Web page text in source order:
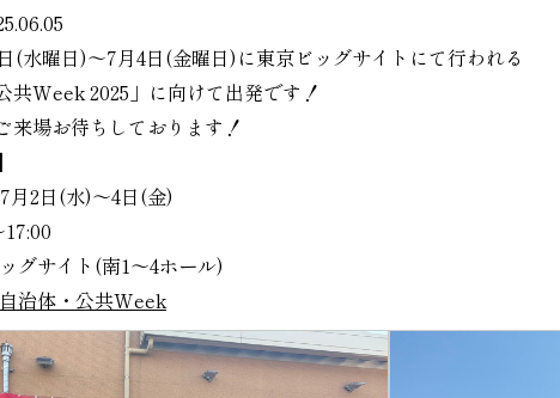
(水曜日)～7月4日(金曜日)に東京ビッグサイトにて行われる
共Week 2025」に向けて出発です！
来場お待ちしております！
月2日(水)～4日(金)
グサイト(南1～4ホール)
自治体・公共Week